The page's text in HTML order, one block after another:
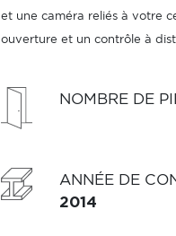
et une caméra reliés à votre
ouverture et un contrôle à
NOMBRE DE
ANNÉE DE
2014